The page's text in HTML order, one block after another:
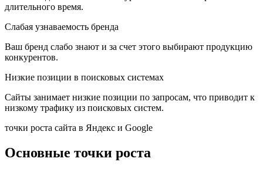
длительного время.
Слабая узнаваемость бренда
Ваш бренд слабо знают и за счет этого выбирают продукцию
конкурентов.
Низкие позиции в поисковых системах
Сайты занимает низкие позиции по запросам, что приводит к
низкому трафику из поисковых систем.
точки роста сайта в Яндекс и Google
Основные точки роста